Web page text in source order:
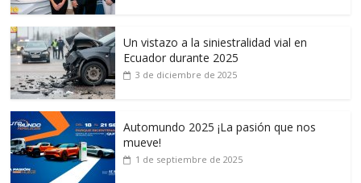
Un vistazo a la siniestralidad vial en
Ecuador durante 2025
3 de diciembre de 2025
Automundo 2025 ¡La pasión que nos
mueve!
1 de septiembre de 2025